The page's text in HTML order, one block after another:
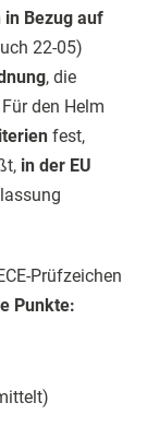
Bezug auf
22-05)
, die
Für den Helm
fest,
in der EU
Prüfzeichen
Punkte: